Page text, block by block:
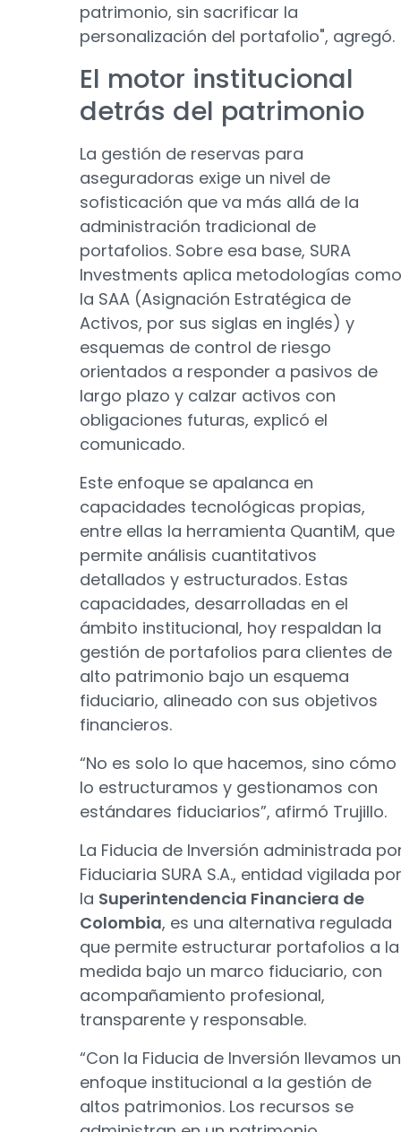
patrimonio, sin sacrificar la
personalización del portafolio", agregó.
El motor institucional
detrás del patrimonio
La gestión de reservas para
aseguradoras exige un nivel de
sofisticación que va más allá de la
administración tradicional de
portafolios. Sobre esa base, SURA
Investments aplica metodologías como
la SAA (Asignación Estratégica de
Activos, por sus siglas en inglés) y
esquemas de control de riesgo
orientados a responder a pasivos de
largo plazo y calzar activos con
obligaciones futuras, explicó el
comunicado.
Este enfoque se apalanca en
capacidades tecnológicas propias,
entre ellas la herramienta QuantiM, que
permite análisis cuantitativos
detallados y estructurados. Estas
capacidades, desarrolladas en el
ámbito institucional, hoy respaldan la
gestión de portafolios para clientes de
alto patrimonio bajo un esquema
fiduciario, alineado con sus objetivos
financieros.
“No es solo lo que hacemos, sino cómo
lo estructuramos y gestionamos con
estándares fiduciarios”, afirmó Trujillo.
La Fiducia de Inversión administrada
Fiduciaria SURA S.A., entidad vigilada por
la Superintendencia Financiera de
Colombia, es una alternativa regulada
que permite estructurar portafolios a la
medida bajo un marco fiduciario, con
acompañamiento profesional,
transparente y responsable.
“Con la Fiducia de Inversión llevamos un
enfoque institucional a la gestión de
altos patrimonios. Los recursos se